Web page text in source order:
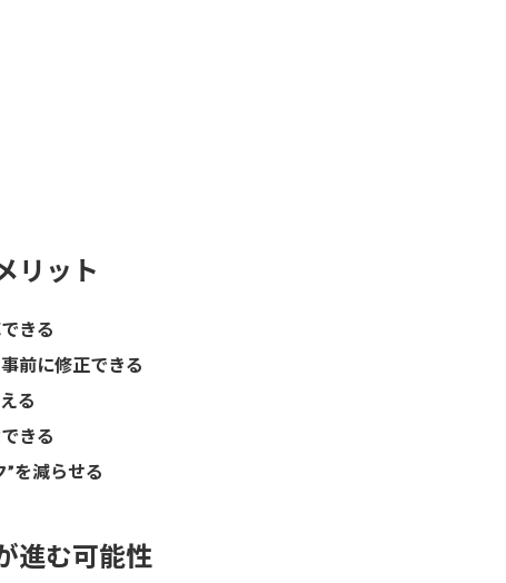
リット
きる
前に修正できる
る
きる
を減らせる
進む可能性